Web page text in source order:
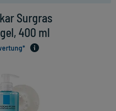
Surgras
400 ml